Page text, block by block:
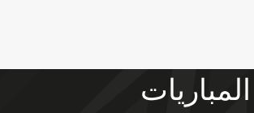
المباريات